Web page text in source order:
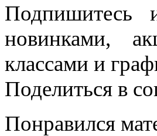
Подпишитесь
новинками,
классами и
Поделиться в
Понравился